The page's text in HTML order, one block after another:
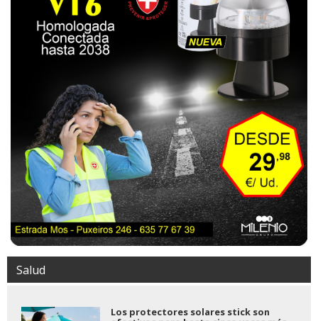
Salud
Los protectores solares stick son